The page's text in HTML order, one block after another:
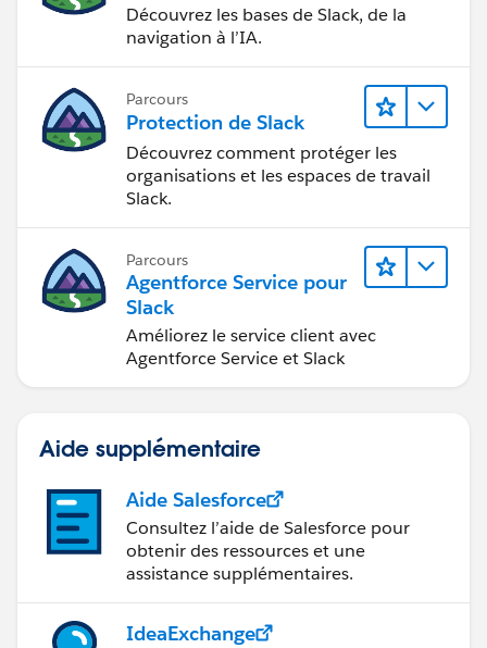
Découvrez les bases de Slack, de la
navigation à l’IA.
Parcours
Protection de Slack
Découvrez comment protéger les
organisations et les espaces de travail
Slack.
Parcours
Agentforce Service pour
Slack
Améliorez le service client avec
Agentforce Service et Slack
Aide supplémentaire
Aide Salesforce
Consultez l’aide de Salesforce pour
obtenir des ressources et une
assistance supplémentaires.
IdeaExchange